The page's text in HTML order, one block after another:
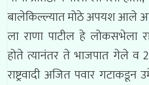
बालेकिल्ल्यात मोठे अपयश आले
ला राणा पाटील हे लोकसभेला
होते त्यानंतर ते भाजपात गेले व
राष्ट्रवादी अजित पवार गटाकडून